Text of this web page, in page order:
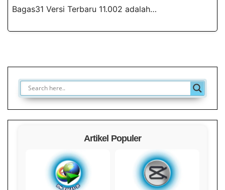
Bagas31 Versi Terbaru 11.002 adalah…
Artikel Populer